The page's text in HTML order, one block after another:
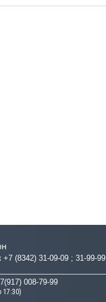
+7 (8342) 31-09-09 ; 31-99-99
008-79-99
17:30)